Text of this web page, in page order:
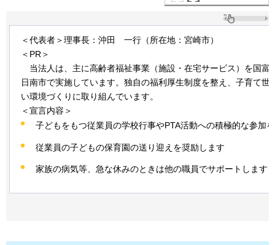
＜代表者＞理事長：沖田 一行（所在地：宮崎市）
＜PR＞
当法人は、主に高齢者福祉事業（施設・在宅サービス）を国富
日南市で実施しています。独自の福利厚生制度を整え、子育て世
い環境づくりに取り組んでいます。
＜宣言内容＞
子どもをもつ従業員の学校行事やPTA活動への積極的な参加
従業員の子どもの保育園の送り迎えを奨励します
家族の病気等、急な休みのときは他の職員でサポートします